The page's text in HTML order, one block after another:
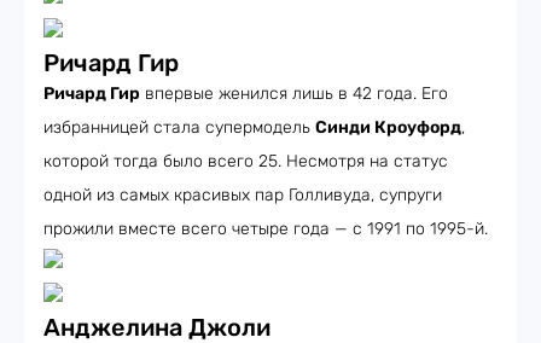
Ричард Гир
Ричард Гир впервые женился лишь в 42 года. Его
избранницей стала супермодель Синди Кроуфорд,
которой тогда было всего 25. Несмотря на статус
одной из самых красивых пар Голливуда, супруги
прожили вместе всего четыре года — с 1991 по 1995-й.
Анджелина Джоли